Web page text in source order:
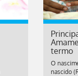
termo
O
nascido